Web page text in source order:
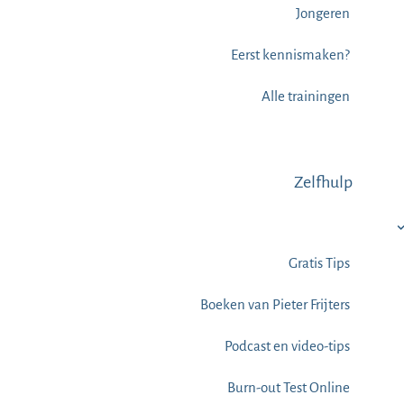
Jongeren
Eerst kennismaken?
Alle trainingen
Zelfhulp
Gratis Tips
Boeken van Pieter Frijters
Podcast en video-tips
Burn-out Test Online